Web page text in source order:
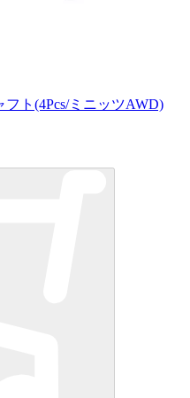
ト(4Pcs/ミニッツAWD)